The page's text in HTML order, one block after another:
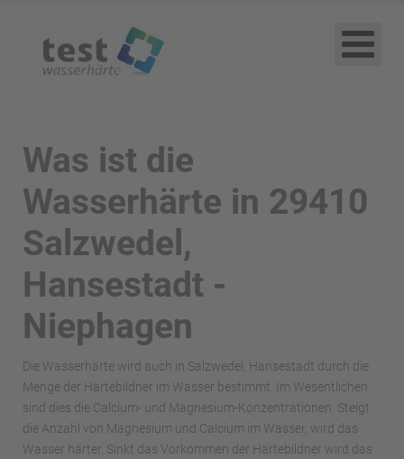
Was ist die
Wasserhärte in 29410
Salzwedel,
Hansestadt -
Niephagen
Die Wasserhärte wird auch in Salzwedel, Hansestadt durch die
Menge der Härtebildner im Wasser bestimmt. Im Wesentlichen
sind dies die Calcium- und Magnesium-Konzentrationen. Steigt
die Anzahl von Magnesium und Calcium im Wasser, wird das
Wasser härter. Sinkt das Vorkommen der Härtebildner wird das